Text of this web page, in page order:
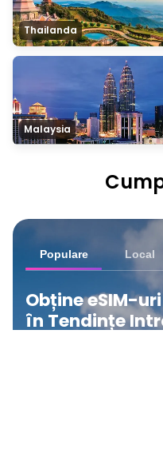
Thailanda
Malaysia
Populare Local
Obține eSIM-
în Tendințe